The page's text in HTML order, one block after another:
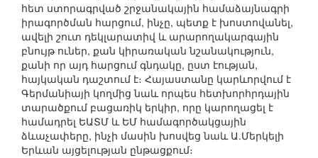
հետ ստորագրված շրջանակային համաձայնագրի
իրագործման հարցում, ինչը, պետք է խոստովանել,
ավելի շուտ դեկլարատիվ և արարողակարգային
բնույթ ուներ, քան կիրառական նշանակություն,
քանի որ այդ հարցում գնդակը, ըստ էության,
հայկական դաշտում է։ Հայաստանը կարևորվում է
Գերմանիայի կողմից նաև որպես հետխորհրդային
տարածքում բացառիկ երկիր, որը կարողացել է
համադրել ԵԱՏՄ և ԵՄ համագործակցային
ձևաչափերը, ինչի մասին խոսվեց նաև Ա.Մերկելի
Երևան այցելության ընթացքում։